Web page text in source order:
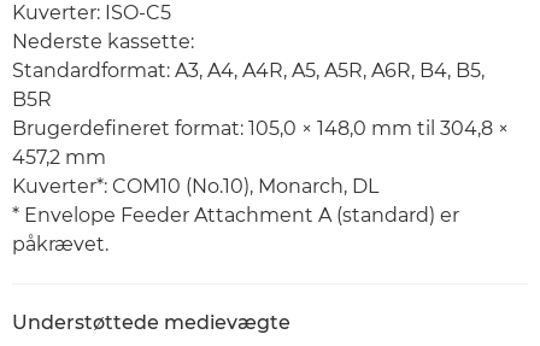
Kuverter: ISO-C5
Nederste kassette:
Standardformat: A3, A4, A4R, A5, A5R, A6R, B4, B5,
B5R
Brugerdefineret format: 105,0 × 148,0 mm til 304,8 ×
457,2 mm
Kuverter*: COM10 (No.10), Monarch, DL
* Envelope Feeder Attachment A (standard) er
påkrævet.
Understøttede medievægte